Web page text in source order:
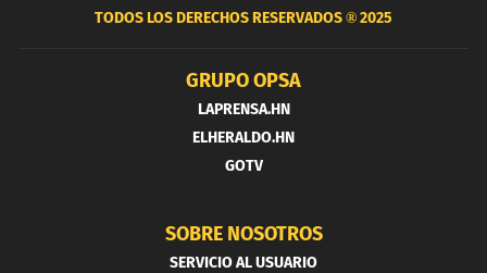
TODOS LOS DERECHOS RESERVADOS ®2025
GRUPO OPSA
LAPRENSA.HN
ELHERALDO.HN
GOTV
SOBRE NOSOTROS
SERVICIO AL USUARIO